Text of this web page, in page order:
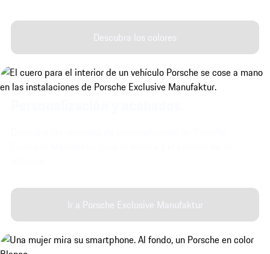
Descubra los colores
Ir a Porsche Exclusive Manufaktur